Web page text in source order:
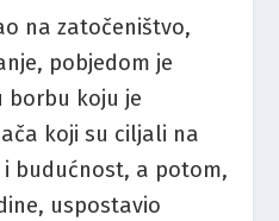
na zatočeništvo,
pobjedom je
borbu koju je
koji su ciljali na
i budućnost, a potom,
uspostavio